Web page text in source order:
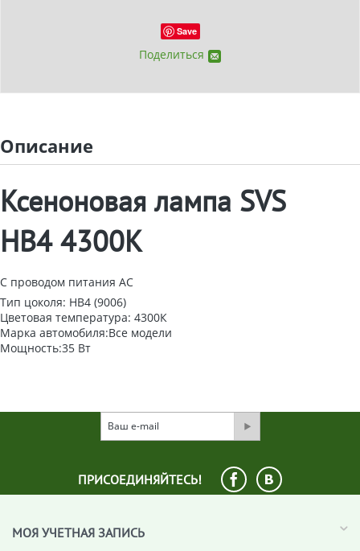
Save
Поделиться
Описание
Ксеноновая лампа SVS
HB4 4300K
C проводом питания AC
Тип цоколя: HB4 (9006)
Цветовая температура: 4300К
Марка автомобиля:Все модели
Мощность:35 Вт
ПРИСОЕДИНЯЙТЕСЬ!
МОЯ УЧЕТНАЯ ЗАПИСЬ